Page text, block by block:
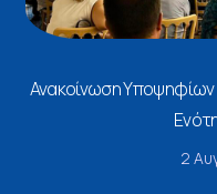
Ανακοίνωση Υποψηφίων
2